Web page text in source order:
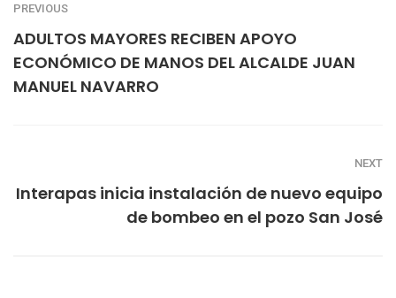
PREVIOUS
ADULTOS MAYORES RECIBEN APOYO
ECONÓMICO DE MANOS DEL ALCALDE JUAN
MANUEL NAVARRO
NEXT
Interapas inicia instalación de nuevo equipo
de bombeo en el pozo San José